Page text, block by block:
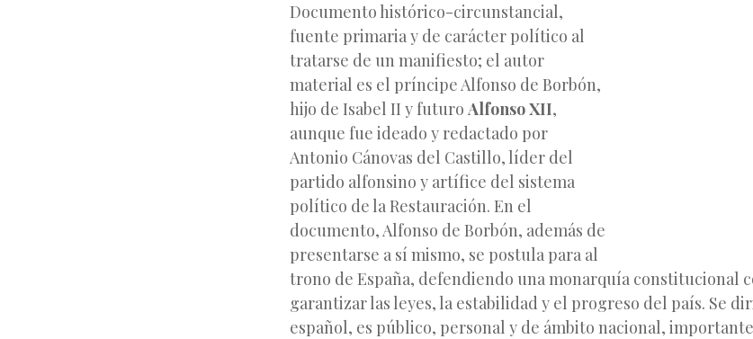
Documento histórico-circunstancial,
fuente primaria y de carácter político al
tratarse de un manifiesto; el autor
material es el príncipe Alfonso de Borbón,
hijo de Isabel II y futuro Alfonso XII,
aunque fue ideado y redactado por
Antonio Cánovas del Castillo, líder del
partido alfonsino y artífice del sistema
político de la Restauración. En el
documento, Alfonso de Borbón, además de
presentarse a sí mismo, se postula para al
trono de España, defendiendo una monarquía constitucional
garantizar las leyes, la estabilidad y el progreso del país. Se
español, es público, personal y de ámbito nacional,